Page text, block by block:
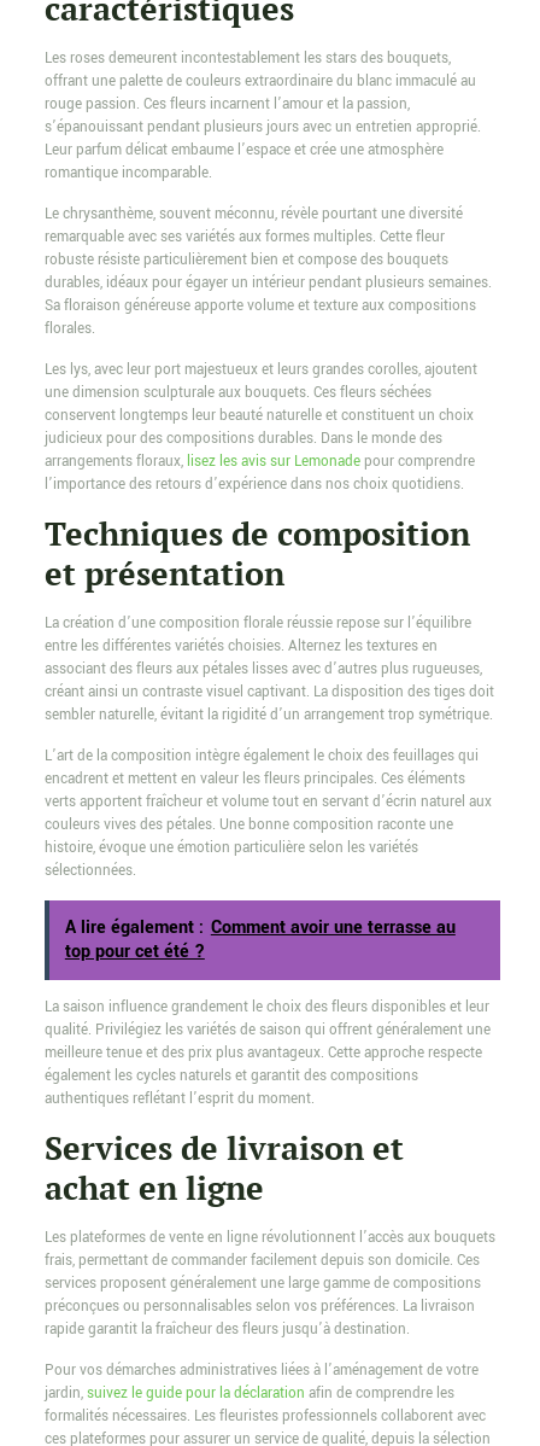
caractéristiques
Les roses demeurent incontestablement les stars des bouquets,
offrant une palette de couleurs extraordinaire du blanc immaculé au
rouge passion. Ces fleurs incarnent l’amour et la passion,
s’épanouissant pendant plusieurs jours avec un entretien approprié.
Leur parfum délicat embaume l’espace et crée une atmosphère
romantique incomparable.
Le chrysanthème, souvent méconnu, révèle pourtant une diversité
remarquable avec ses variétés aux formes multiples. Cette fleur
robuste résiste particulièrement bien et compose des bouquets
durables, idéaux pour égayer un intérieur pendant plusieurs semaines.
Sa floraison généreuse apporte volume et texture aux compositions
florales.
Les lys, avec leur port majestueux et leurs grandes corolles, ajoutent
une dimension sculpturale aux bouquets. Ces fleurs séchées
conservent longtemps leur beauté naturelle et constituent un choix
judicieux pour des compositions durables. Dans le monde des
arrangements floraux, lisez les avis sur Lemonadepour comprendre
l’importance des retours d’expérience dans nos choix quotidiens.
Techniques de composition
et présentation
La création d’une composition florale réussie repose sur l’équilibre
entre les différentes variétés choisies. Alternez les textures en
associant des fleurs aux pétales lisses avec d’autres plus rugueuses,
créant ainsi un contraste visuel captivant. La disposition des tiges doit
sembler naturelle, évitant la rigidité d’un arrangement trop symétrique.
L’art de la composition intègre également le choix des feuillages qui
encadrent et mettent en valeur les fleurs principales. Ces éléments
verts apportent fraîcheur et volume tout en servant d’écrin naturel aux
couleurs vives des pétales. Une bonne composition raconte une
histoire, évoque une émotion particulière selon les variétés
sélectionnées.
A lire également : Comment avoir une terrasse au
top pour cet été ?
La saison influence grandement le choix des fleurs disponibles et leur
qualité. Privilégiez les variétés de saison qui offrent généralement une
meilleure tenue et des prix plus avantageux. Cette approche respecte
également les cycles naturels et garantit des compositions
authentiques reflétant l’esprit du moment.
Services de livraison et
achat en ligne
Les plateformes de vente en ligne révolutionnent l’accès aux bouquets
frais, permettant de commander facilement depuis son domicile. Ces
services proposent généralement une large gamme de compositions
préconçues ou personnalisables selon vos préférences. La livraison
rapide garantit la fraîcheur des fleurs jusqu’à destination.
Pour vos démarches administratives liées à l’aménagement de votre
jardin,suivez le guide pour la déclaration afin de comprendre les
formalités nécessaires. Les fleuristes professionnels collaborent avec
ces plateformes pour assurer un service de qualité, depuis la sélection